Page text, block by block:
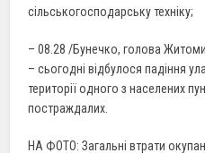
сільськогосподарську техніку;
– 08.28 /Бунечко, голова
– сьогодні відбулося падіння
території одного з населених
постраждалих.
НА ФОТО: Загальні втрати